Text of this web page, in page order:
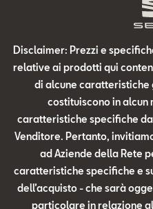
Disclaimer: Prezzi e
relative ai prodotti qui
di alcune caratteristiche
costituiscono in alcun
caratteristiche specifiche
Venditore. Pertanto,
ad Aziende della Rete
caratteristiche specifiche e
dell’acquisto - che sarà
particolare in relazione